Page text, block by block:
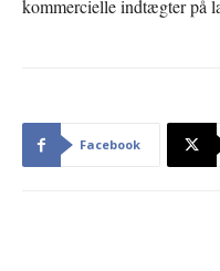
kommercielle indtægter på
Facebook